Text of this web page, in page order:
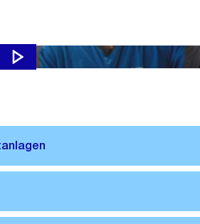
EFZ Sportanlagen